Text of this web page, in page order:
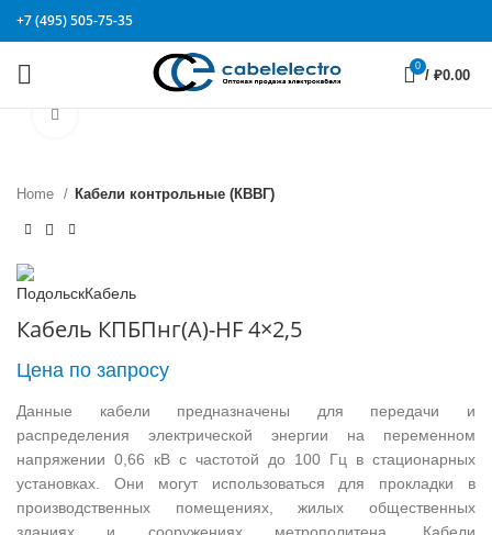
+7 (495) 505-75-35
0
/ ₽0.00
Home Кабели контрольные (КВВГ)
Кабель КПБПнг(А)-HF 4×2,5
Цена по запросу
Данные кабели предназначены для передачи и
распределения электрической энергии на переменном
напряжении 0,66 кВ с частотой до 100 Гц в стационарных
установках. Они могут использоваться для прокладки в
производственных помещениях, жилых общественных
зданиях и сооружениях метрополитена. Кабели